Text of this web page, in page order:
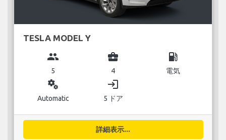
TESLA MODEL Y
group
5
business_center
4
local_gas_station
電気
miscellaneous_services
Automatic
login
5 ドア
詳細表示...